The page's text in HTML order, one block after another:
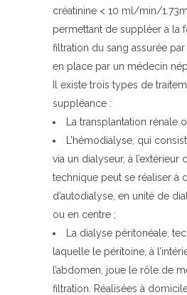
créatinine < 10 ml/min/
permettant de suppléer à la
filtration du sang assurée
en place par un médecin
Il existe trois types de
suppléance :
La transplantation rénale
L’hémodialyse, qui
via un dialyseur, à l’extérieur
technique peut se réaliser à
d’autodialyse, en unité de
ou en centre ;
La dialyse péritonéale,
laquelle le péritoine, à
l’abdomen, joue le rôle de
filtration. Réalisées à